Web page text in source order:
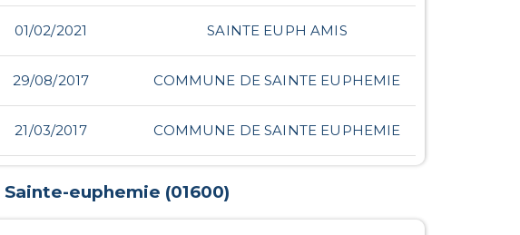
01/02/2021 SAINTE EUPH AMIS
29/08/2017 COMMUNE DE SAINTE EUPHEMIE
21/03/2017 COMMUNE DE SAINTE EUPHEMIE
Sainte-euphemie (01600)